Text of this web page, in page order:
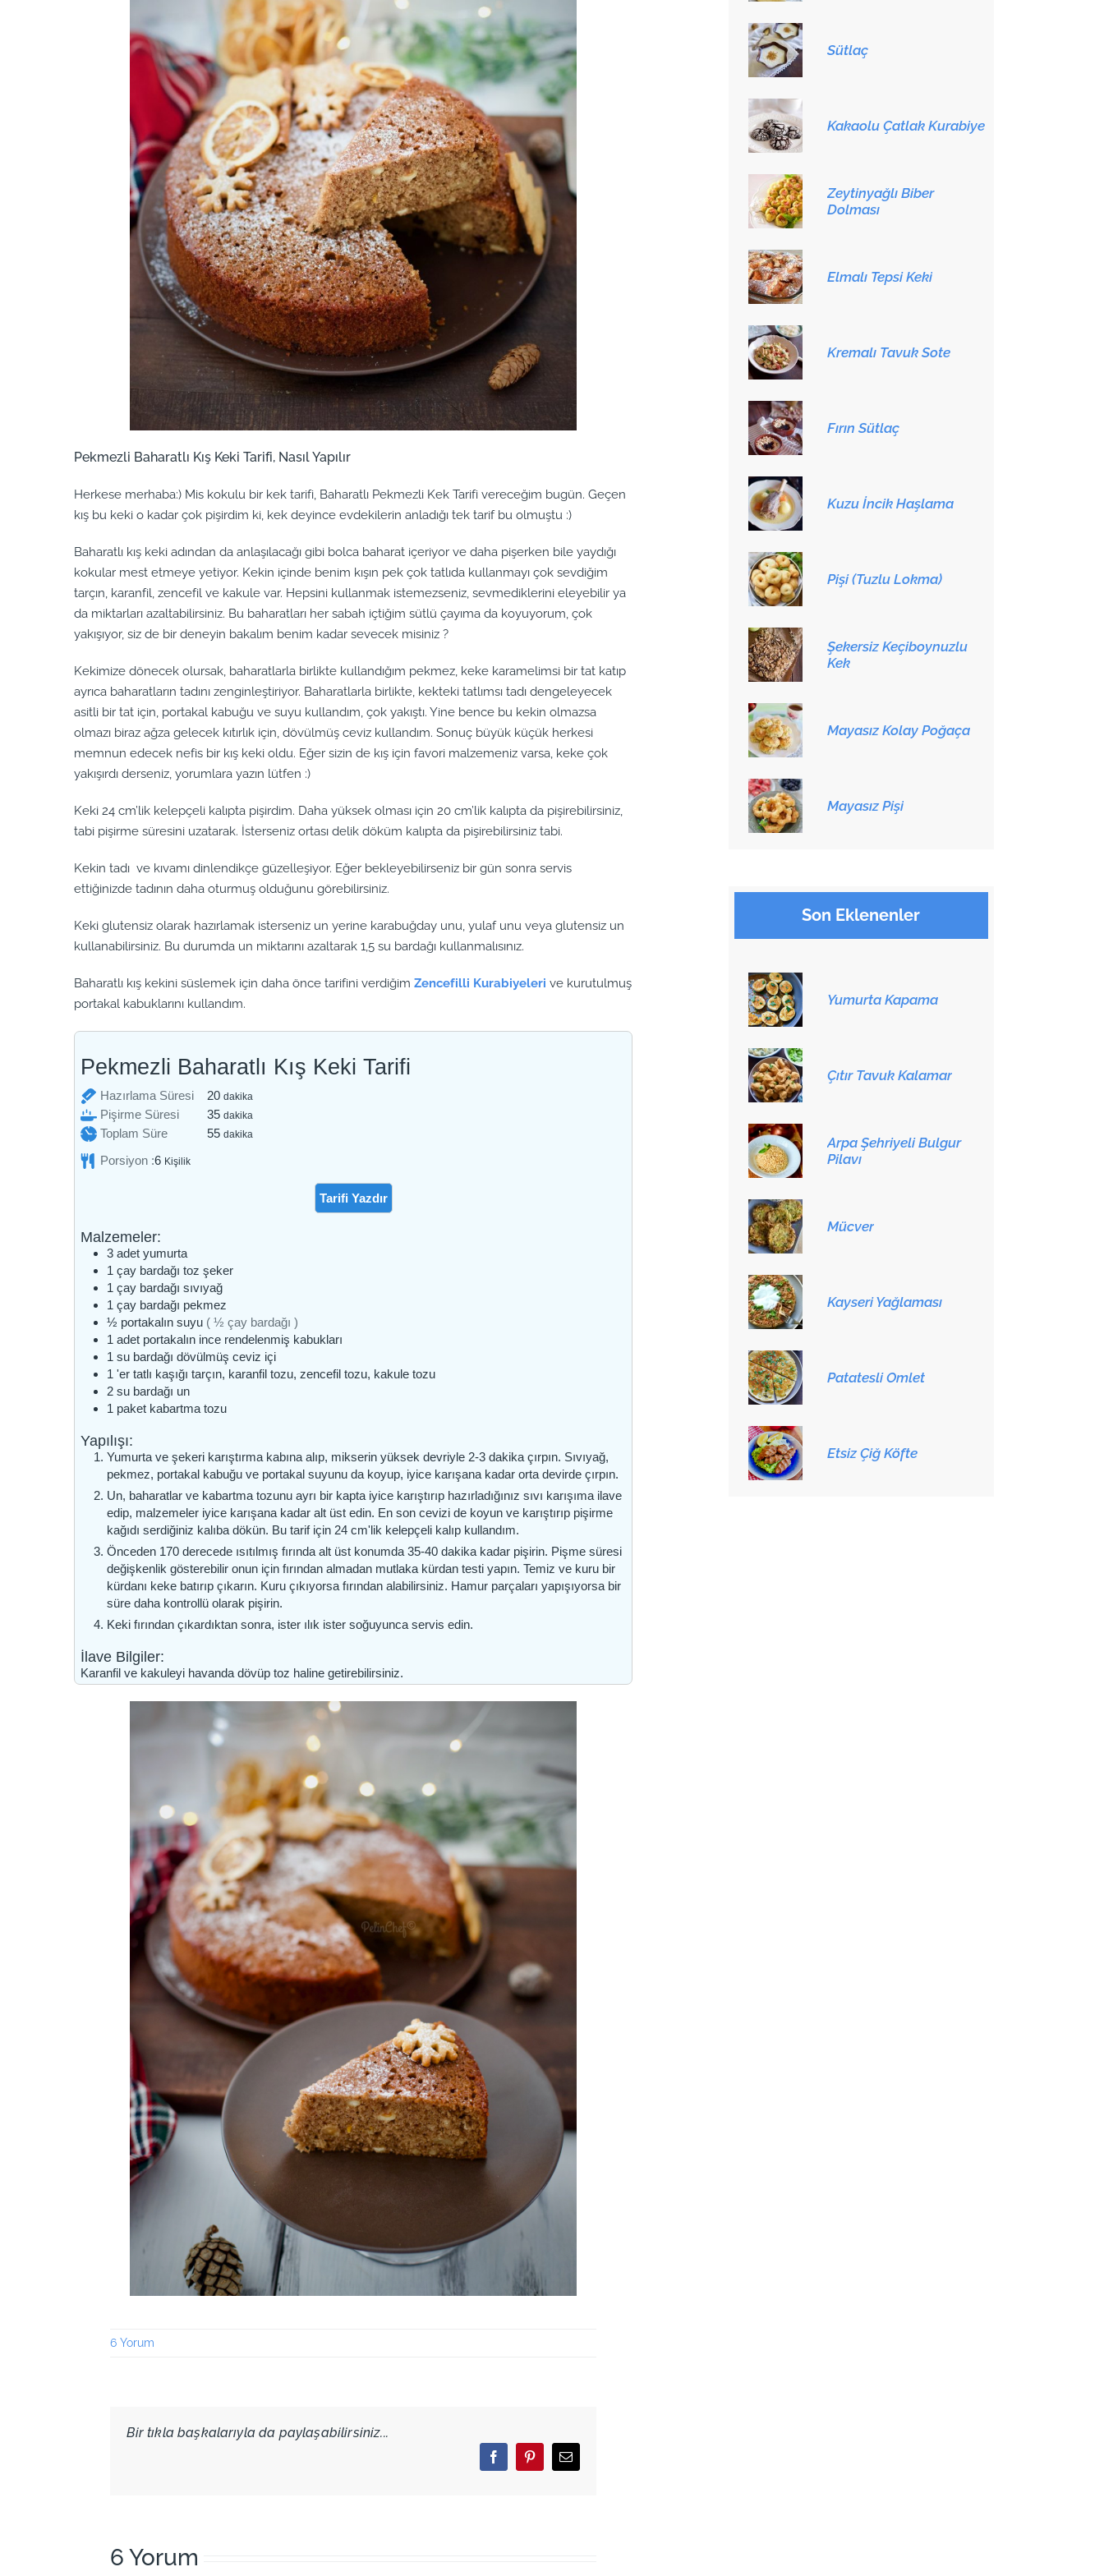
Pekmezli Baharatlı Kış Keki Tarifi, Nasıl Yapılır
Herkese merhaba:) Mis kokulu bir kek tarifi, Baharatlı Pekmezli Kek Tarifi vereceğim bugün. Geçen
kış bu keki o kadar çok pişirdim ki, kek deyince evdekilerin anladığı tek tarif bu olmuştu :)
Baharatlı kış keki adından da anlaşılacağı gibi bolca baharat içeriyor ve daha pişerken bile yaydığı
kokular mest etmeye yetiyor. Kekin içinde benim kışın pek çok tatlıda kullanmayı çok sevdiğim
tarçın, karanfil, zencefil ve kakule var. Hepsini kullanmak istemezseniz, sevmediklerini eleyebilir ya
da miktarları azaltabilirsiniz. Bu baharatları her sabah içtiğim sütlü çayıma da koyuyorum, çok
yakışıyor, siz de bir deneyin bakalım benim kadar sevecek misiniz ?
Kekimize dönecek olursak, baharatlarla birlikte kullandığım pekmez, keke karamelimsi bir tat katıp
ayrıca baharatların tadını zenginleştiriyor. Baharatlarla birlikte, kekteki tatlımsı tadı dengeleyecek
asitli bir tat için, portakal kabuğu ve suyu kullandım, çok yakıştı. Yine bence bu kekin olmazsa
olmazı biraz ağza gelecek kıtırlık için, dövülmüş ceviz kullandım. Sonuç büyük küçük herkesi
memnun edecek nefis bir kış keki oldu. Eğer sizin de kış için favori malzemeniz varsa, keke çok
yakışırdı derseniz, yorumlara yazın lütfen :)
Keki 24 cm’lik kelepçeli kalıpta pişirdim. Daha yüksek olması için 20 cm’lik kalıpta da pişirebilirsiniz,
tabi pişirme süresini uzatarak. İsterseniz ortası delik döküm kalıpta da pişirebilirsiniz tabi.
Kekin tadı ve kıvamı dinlendikçe güzelleşiyor. Eğer bekleyebilirseniz bir gün sonra servis
ettiğinizde tadının daha oturmuş olduğunu görebilirsiniz.
Keki glutensiz olarak hazırlamak isterseniz un yerine karabuğday unu, yulaf unu veya glutensiz un
kullanabilirsiniz. Bu durumda un miktarını azaltarak 1,5 su bardağı kullanmalısınız.
Baharatlı kış kekini süslemek için daha önce tarifini verdiğimZencefilli Kurabiyeleri ve kurutulmuş
portakal kabuklarını kullandım.
Pekmezli Baharatlı Kış Keki Tarifi
Hazırlama Süresi 20dakika
dakika
Pişirme Süresi 35dakika
dakika
Toplam Süre 55dakika
dakika
Porsiyon :6 Kişilik
Tarifi Yazdır
Malzemeler:
3 adet yumurta
1 çay bardağı toz şeker
1 çay bardağı sıvıyağ
1 çay bardağı pekmez
½ portakalın suyu ( ½ çay bardağı )
1 adet portakalın ince rendelenmiş kabukları
1 su bardağı dövülmüş ceviz içi
1 'er tatlı kaşığı tarçın, karanfil tozu, zencefil tozu, kakule tozu
2 su bardağı un
1 paket kabartma tozu
Yapılışı:
Yumurta ve şekeri karıştırma kabına alıp, mikserin yüksek devriyle 2-3 dakika çırpın. Sıvıyağ,
pekmez, portakal kabuğu ve portakal suyunu da koyup, iyice karışana kadar orta devirde çırpın.
Un, baharatlar ve kabartma tozunu ayrı bir kapta iyice karıştırıp hazırladığınız sıvı karışıma ilave
edip, malzemeler iyice karışana kadar alt üst edin. En son cevizi de koyun ve karıştırıp pişirme
kağıdı serdiğiniz kalıba dökün. Bu tarif için 24 cm'lik kelepçeli kalıp kullandım.
Önceden 170 derecede ısıtılmış fırında alt üst konumda 35-40 dakika kadar pişirin. Pişme süresi
değişkenlik gösterebilir onun için fırından almadan mutlaka kürdan testi yapın. Temiz ve kuru bir
kürdanı keke batırıp çıkarın. Kuru çıkıyorsa fırından alabilirsiniz. Hamur parçaları yapışıyorsa bir
süre daha kontrollü olarak pişirin.
Keki fırından çıkardıktan sonra, ister ılık ister soğuyunca servis edin.
İlave Bilgiler:
Karanfil ve kakuleyi havanda dövüp toz haline getirebilirsiniz.
6 Yorum
Bir tıkla başkalarıyla da paylaşabilirsiniz...
FacebookPinterestEmail
6 Yorum
Sütlaç
Kakaolu Çatlak Kurabiye
Zeytinyağlı Biber
Dolması
Elmalı Tepsi Keki
Kremalı Tavuk Sote
Fırın Sütlaç
Kuzu İncik Haşlama
Pişi (Tuzlu Lokma)
Şekersiz Keçiboynuzlu
Kek
Mayasız Kolay Poğaça
Mayasız Pişi
Son Eklenenler
Yumurta Kapama
Çıtır Tavuk Kalamar
Arpa Şehriyeli Bulgur
Pilavı
Mücver
Kayseri Yağlaması
Patatesli Omlet
Etsiz Çiğ Köfte